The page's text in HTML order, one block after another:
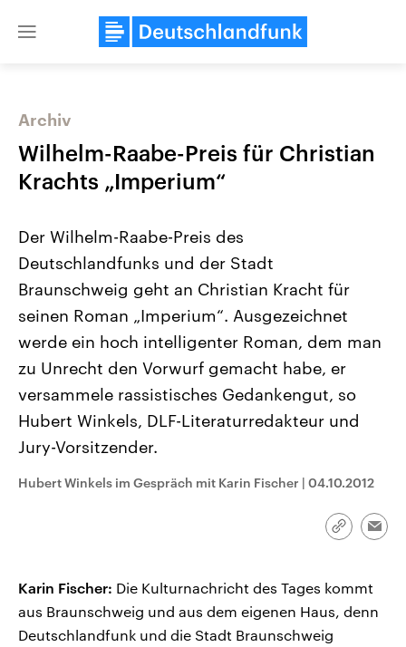
Close
Landtagswahl Sachsen-Anhalt
Alle Informationen
Sachsen-Anhalt wählt am 6.
September 2026 einen neuen
Landtag. Seit 2021 wird das
Bundesland von einer Koalition aus
CDU, SPD und FDP regiert.-
Umfragen, Prognosen,
Wahlprogramme, aktuelle Berichte
und Hintergründe zu den Parteien
und Kandidaten der anstehenden
Wahl.
USA
Hintergründe
Wirtschaftlich und
gehören die Vereinigten
den mächtigsten Ländern
mit großem Einfluss auf
aktuelle Weltgeschehen.
Sendungen
Archiv
Wilhelm-Raabe-Preis für Christian
Krachts „Imperium“
Der Wilhelm-Raabe-Preis des
Deutschlandfunks und der Stadt
Braunschweig geht an Christian Kracht für
seinen Roman „Imperium“. Ausgezeichnet
werde ein hoch intelligenter Roman, dem man
zu Unrecht den Vorwurf gemacht habe, er
versammele rassistisches Gedankengut, so
Hubert Winkels, DLF-Literaturredakteur und
Jury-Vorsitzender.
Hubert Winkels im Gespräch mit Karin Fischer | 04.10.2012
Link
Karin Fischer: Die Kulturnachricht des Tages kommt
aus Braunschweig und aus dem eigenen Haus, denn
Deutschlandfunk und die Stadt Braunschweig